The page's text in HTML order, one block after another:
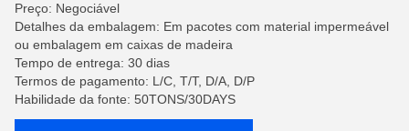
Preço: Negociável
Detalhes da embalagem: Em pacotes com material impermeável
ou embalagem em caixas de madeira
Tempo de entrega: 30 dias
Termos de pagamento: L/C, T/T, D/A, D/P
Habilidade da fonte: 50TONS/30DAYS